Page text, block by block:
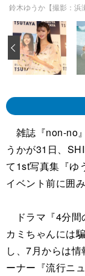
鈴木ゆうか【撮影：浜
‹
雑誌『non-no
うかが31日、
て1st写真集『ゆ
イベント前に囲
ドラマ『4分間
カミちゃんには
し、7月からは
ーナー『流行ニ